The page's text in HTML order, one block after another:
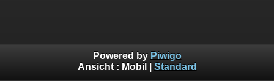
Powered by Piwigo
Ansicht : Mobil Standard